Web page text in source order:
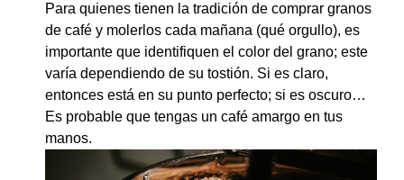
Para quienes tienen la tradición de comprar granos
de café y molerlos cada mañana (qué orgullo), es
importante que identifiquen el color del grano; este
varía dependiendo de su tostión. Si es claro,
entonces está en su punto perfecto; si es oscuro…
Es probable que tengas un café amargo en tus
manos.